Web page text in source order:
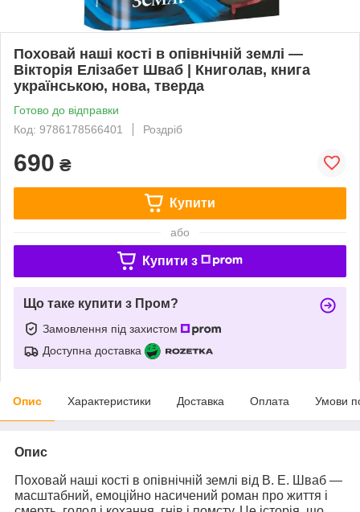
Поховай наші кості в опівнічній землі —
Вікторія Елізабет Шваб | Книголав, книга
українською, нова, тверда
Готово до відправки
Код: 9786178566401
Роздріб
690 ₴
Купити
або
Купити з
Що таке купити з Пром?
Замовлення під захистом
Доступна доставка
Опис Характеристики Доставка Оплата Умови
Опис
Поховай наші кості в опівнічній землі від В. Е. Шваб —
масштабний, емоційно насичений роман про життя і